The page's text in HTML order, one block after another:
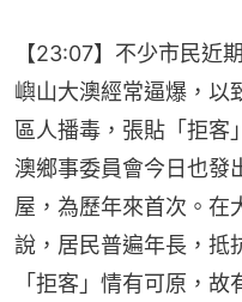
【23:07】不少市民近
嶼山大澳經常逼爆，以
區人播毒，張貼「拒客
澳鄉事委員會今日也發
屋，為歷年來首次。在
說，居民普遍年長，抵
「拒客」情有可原，